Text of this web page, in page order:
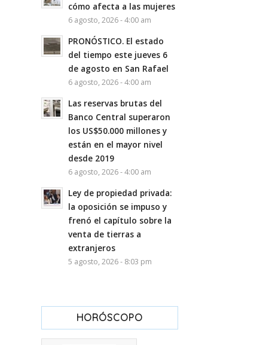
cómo afecta a las mujeres
6 agosto, 2026 - 4:00 am
PRONÓSTICO. El estado
del tiempo este jueves 6
de agosto en San Rafael
6 agosto, 2026 - 4:00 am
Las reservas brutas del
Banco Central superaron
los US$50.000 millones y
están en el mayor nivel
desde 2019
6 agosto, 2026 - 4:00 am
Ley de propiedad privada:
la oposición se impuso y
frenó el capítulo sobre la
venta de tierras a
extranjeros
5 agosto, 2026 - 8:03 pm
HORÓSCOPO